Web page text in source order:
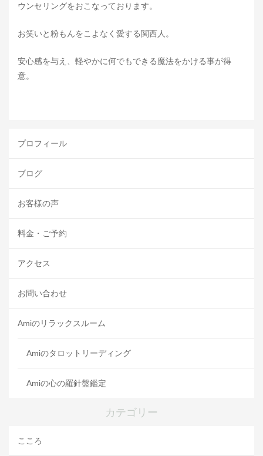
ウンセリングをおこなっております。
お笑いと粉もんをこよなく愛する関西人。
安心感を与え、軽やかに何でもできる魔法をかける事が得
意。
プロフィール
ブログ
お客様の声
料金・ご予約
アクセス
お問い合わせ
Amiのリラックスルーム
Amiのタロットリーディング
Amiの心の羅針盤鑑定
カテゴリー
こころ